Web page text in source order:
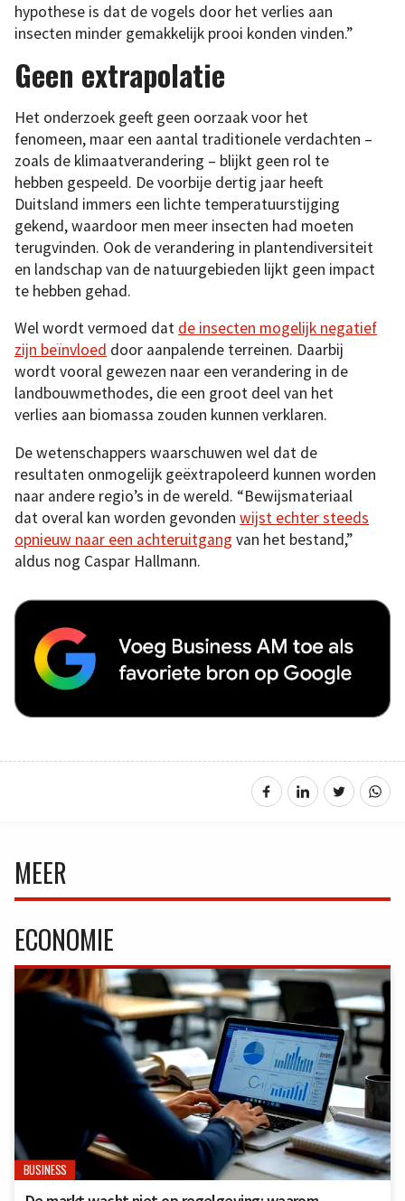
hypothese is dat de vogels door het verlies aan
insecten minder gemakkelijk prooi konden vinden.”
Geen extrapolatie
Het onderzoek geeft geen oorzaak voor het
fenomeen, maar een aantal traditionele verdachten –
zoals de klimaatverandering – blijkt geen rol te
hebben gespeeld. De voorbije dertig jaar heeft
Duitsland immers een lichte temperatuurstijging
gekend, waardoor men meer insecten had moeten
terugvinden. Ook de verandering in plantendiversiteit
en landschap van de natuurgebieden lijkt geen impact
te hebben gehad.
Wel wordt vermoed dat de insecten mogelijk negatief
zijn beïnvloed door aanpalende terreinen. Daarbij
wordt vooral gewezen naar een verandering in de
landbouwmethodes, die een groot deel van het
verlies aan biomassa zouden kunnen verklaren.
De wetenschappers waarschuwen wel dat de
resultaten onmogelijk geëxtrapoleerd kunnen worden
naar andere regio’s in de wereld. “Bewijsmateriaal
dat overal kan worden gevonden wijst echter steeds
opnieuw naar een achteruitgang van het bestand,”
aldus nog Caspar Hallmann.
MEER
ECONOMIE
BUSINESS